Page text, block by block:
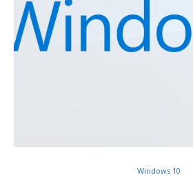
Windows 10